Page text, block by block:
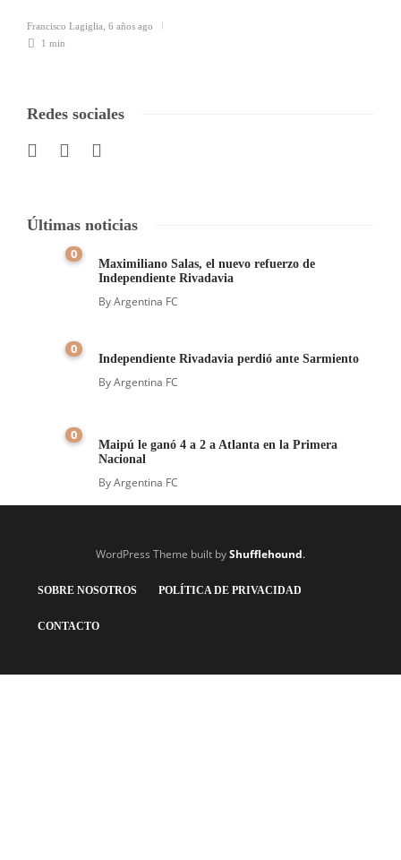
Francisco Lagiglia 6 años ago
1 min
Redes sociales
Últimas noticias
0
Maximiliano Salas, el nuevo refuerzo de
Independiente Rivadavia
ByArgentina FC
0
Independiente Rivadavia perdió ante Sarmiento
ByArgentina FC
0
Maipú le ganó 4 a 2 a Atlanta en la Primera
Nacional
ByArgentina FC
WordPress Theme built byShufflehound.
SOBRE NOSOTROS POLÍTICA DE PRIVACIDAD
CONTACTO